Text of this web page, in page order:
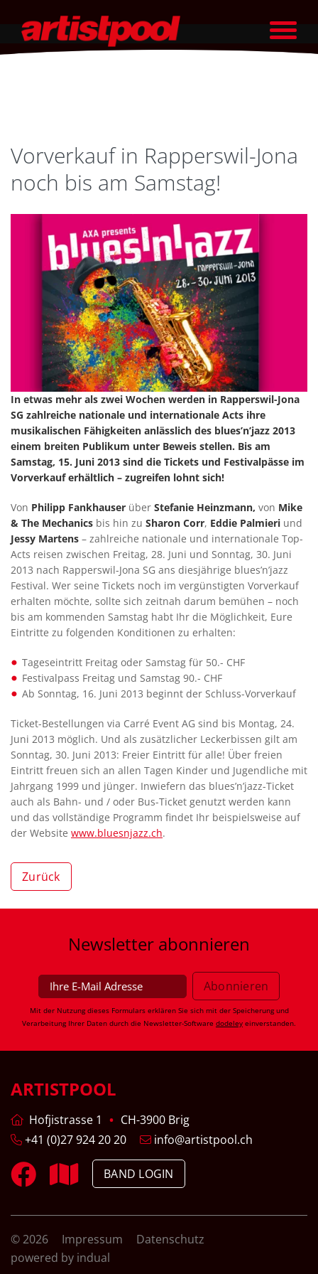
Vorverkauf in Rapperswil-Jona
noch bis am Samstag!
In etwas mehr als zwei Wochen werden in Rapperswil-Jona
SG zahlreiche nationale und internationale Acts ihre
musikalischen Fähigkeiten anlässlich des blues’n’jazz 2013
einem breiten Publikum unter Beweis stellen. Bis am
Samstag, 15. Juni 2013 sind die Tickets und Festivalpässe im
Vorverkauf erhältlich – zugreifen lohnt sich!
Von Philipp Fankhauser über Stefanie Heinzmann, von Mike
& The Mechanics bis hin zu Sharon Corr, Eddie Palmieri und
Jessy Martens – zahlreiche nationale und internationale Top-
Acts reisen zwischen Freitag, 28. Juni und Sonntag, 30. Juni
2013 nach Rapperswil-Jona SG ans diesjährige blues’n’jazz
Festival. Wer seine Tickets noch im vergünstigten Vorverkauf
erhalten möchte, sollte sich zeitnah darum bemühen – noch
bis am kommenden Samstag habt Ihr die Möglichkeit, Eure
Eintritte zu folgenden Konditionen zu erhalten:
Tageseintritt Freitag oder Samstag für 50.- CHF
Festivalpass Freitag und Samstag 90.- CHF
Ab Sonntag, 16. Juni 2013 beginnt der Schluss-Vorverkauf
Ticket-Bestellungen via Carré Event AG sind bis Montag, 24.
Juni 2013 möglich. Und als zusätzlicher Leckerbissen gilt am
Sonntag, 30. Juni 2013: Freier Eintritt für alle! Über freien
Eintritt freuen sich an allen Tagen Kinder und Jugendliche mit
Jahrgang 1999 und jünger. Inwiefern das blues’n’jazz-Ticket
auch als Bahn- und / oder Bus-Ticket genutzt werden kann
und das vollständige Programm findet Ihr beispielsweise auf
der Website www.bluesnjazz.ch.
Zurück
Newsletter abonnieren
Mit der Nutzung dieses Formulars erklären Sie sich mit der Speicherung und
Verarbeitung Ihrer Daten durch die Newsletter-Software dodeley einverstanden.
ARTISTPOOL
Hofjistrasse 1
CH-3900 Brig
+41 (0)27 924 20 20
info@artistpool.ch
BAND LOGIN
© 2026 Impressum
Datenschutz
powered by indual